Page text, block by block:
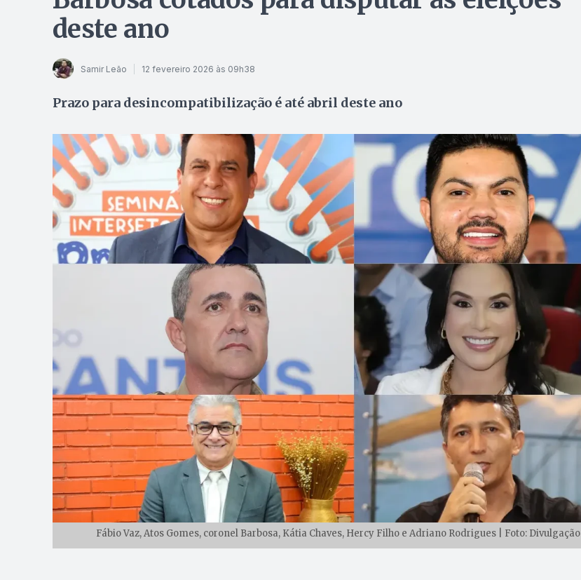
deste ano
Samir Leão 12 fevereiro 2026 às 09h38
Prazo para desincompatibilização é até abril deste ano
Fábio Vaz, Atos Gomes, coronel Barbosa, Kátia Chaves, Hercy Filho e Adriano Rodrigues | Foto: Divulgação